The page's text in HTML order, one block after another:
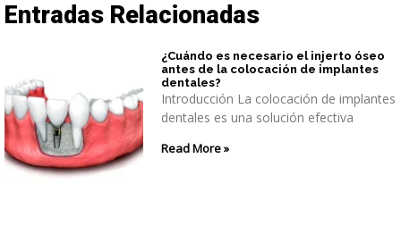
Entradas Relacionadas
¿Cuándo es necesario el injerto óseo
antes de la colocación de implantes
dentales?
Introducción La colocación de implantes
dentales es una solución efectiva
Read More »